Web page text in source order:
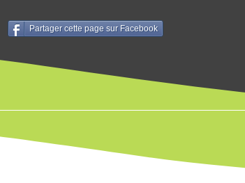
Partager cette page sur Facebook